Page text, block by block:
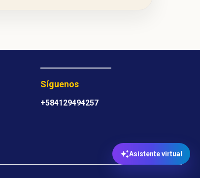
Asistente virtual
Síguenos
+584129494257